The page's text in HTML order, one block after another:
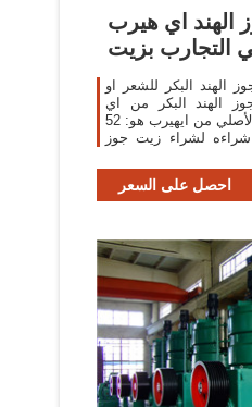
الهند اي هيرب
التجارب بزيت
الهند البكر للشعر او
الهند البكر من اي
هيرب؟ سعر زيت جوز الهند الأصلي من ايهيرب هو: 52
لشراء زيت جوز
احصل على السعر